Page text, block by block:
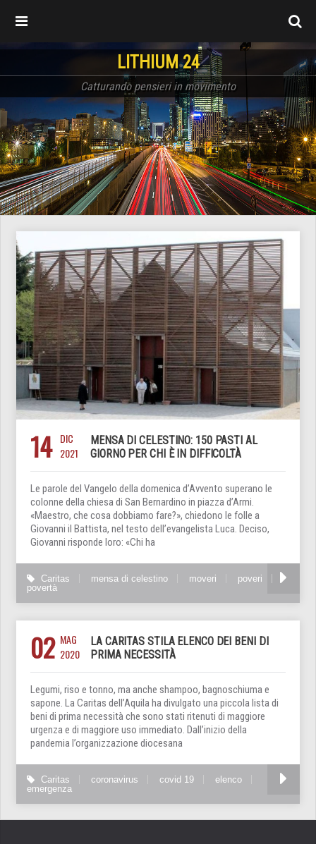
LITHIUM 24
Catturando pensieri in movimento
14 DIC
2021
MENSA DI CELESTINO: 150 PASTI AL
GIORNO PER CHI È IN DIFFICOLTÀ
Le parole del Vangelo della domenica d’Avvento superano le
colonne della chiesa di San Bernardino in piazza d’Armi.
«Maestro, che cosa dobbiamo fare?», chiedono le folle a
Giovanni il Battista, nel testo dell’evangelista Luca. Deciso,
Giovanni risponde loro: «Chi ha
Caritas mensa di celestino moveri
poveri
povertà
02 MAG
2020
LA CARITAS STILA ELENCO DEI BENI DI
PRIMA NECESSITÀ
Legumi, riso e tonno, ma anche shampoo, bagnoschiuma e
sapone. La Caritas dell’Aquila ha divulgato una piccola lista di
beni di prima necessità che sono stati ritenuti di maggiore
urgenza e di maggiore uso immediato. Dall’inizio della
pandemia l’organizzazione diocesana
Caritas coronavirus covid 19
elenco
emergenza